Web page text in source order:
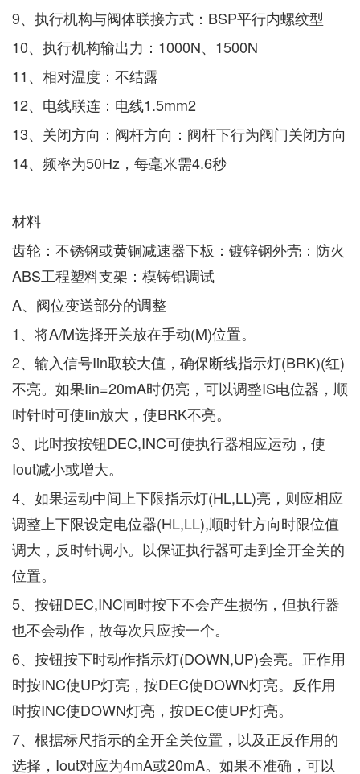
9、执行机构与阀体联接方式：BSP平行内螺纹型
10、执行机构输出力：1000N、1500N
11、相对温度：不结露
12、电线联连：电线1.5mm2
13、关闭方向：阀杆方向：阀杆下行为阀门关闭方向
14、频率为50Hz，每毫米需4.6秒
材料
齿轮：不锈钢或黄铜减速器下板：镀锌钢外壳：防火
ABS工程塑料支架：模铸铝调试
A、阀位变送部分的调整
1、将A/M选择开关放在手动(M)位置。
2、输入信号Iin取较大值，确保断线指示灯(BRK)(红)
不亮。如果Iin=20mA时仍亮，可以调整IS电位器，顺
时针时可使Iin放大，使BRK不亮。
3、此时按按钮DEC,INC可使执行器相应运动，使
Iout减小或增大。
4、如果运动中间上下限指示灯(HL,LL)亮，则应相应
调整上下限设定电位器(HL,LL),顺时针方向时限位值
调大，反时针调小。以保证执行器可走到全开全关的
位置。
5、按钮DEC,INC同时按下不会产生损伤，但执行器
也不会动作，故每次只应按一个。
6、按钮按下时动作指示灯(DOWN,UP)会亮。正作用
时按INC使UP灯亮，按DEC使DOWN灯亮。反作用
时按INC使DOWN灯亮，按DEC使UP灯亮。
7、根据标尺指示的全开全关位置，以及正反作用的
选择，Iout对应为4mA或20mA。如果不准确，可以